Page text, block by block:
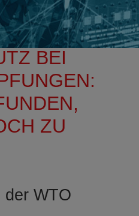
BEI
ZU
der WTO